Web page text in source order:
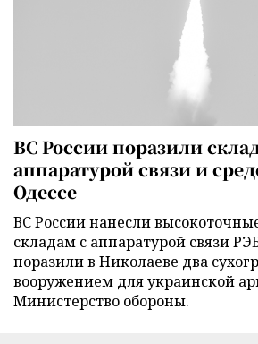
ВС России поразили
аппаратурой связи и
Одессе
ВС России нанесли
складам с аппаратурой связи
поразили в Николаеве два
вооружением для украинской
Министерство обороны.